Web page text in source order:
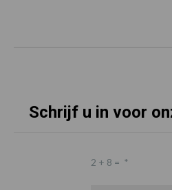
Schrijf u in voor
2 + 8 = *